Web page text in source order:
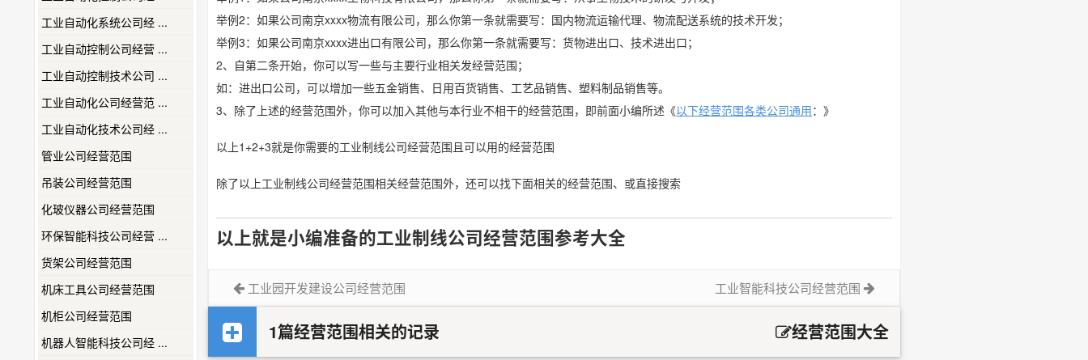
工业自动化系统公司经 ...
工业自动控制公司经营 ...
工业自动控制技术公司 ...
工业自动化公司经营范 ...
工业自动化技术公司经 ...
管业公司经营范围
吊装公司经营范围
化玻仪器公司经营范围
环保智能科技公司经营 ...
货架公司经营范围
机床工具公司经营范围
机柜公司经营范围
机器人智能科技公司经 ...
举例2：如果公司南京xxxx物流有限公司，那么你第一条就需要写：国内物流运输代理、物流配送系统的技术开发；
举例3：如果公司南京xxxx进出口有限公司，那么你第一条就需要写：货物进出口、技术进出口；
2、自第二条开始，你可以写一些与主要行业相关发经营范围；
如：进出口公司，可以增加一些五金销售、日用百货销售、工艺品销售、塑料制品销售等。
3、除了上述的经营范围外，你可以加入其他与本行业不相干的经营范围，即前面小编所述《以下经营范围各类公司通用：》
以上1+2+3就是你需要的工业制线公司经营范围且可以用的经营范围
除了以上工业制线公司经营范围相关经营范围外，还可以找下面相关的经营范围、或直接搜索
以上就是小编准备的工业制线公司经营范围参考大全
工业园开发建设公司经营范围 工业智能科技公司经营范围
1篇经营范围相关的记录 经营范围大全